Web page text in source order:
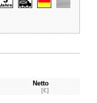
Netto
[€]